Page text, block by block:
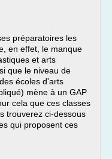
préparatoires les
en effet, le manque
et arts
que le niveau de
écoles d'arts
mène à un GAP
cela que ces classes
trouverez ci-dessous
qui proposent ces